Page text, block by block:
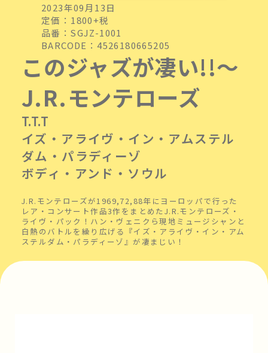
2023年09月13日
定価：1800+税
品番：SGJZ-1001
BARCODE：4526180665205
このジャズが凄い!!～
J.R.モンテローズ
T.T.T
イズ・アライヴ・イン・アムステル
ダム・パラディーゾ
ボディ・アンド・ソウル
J.R.モンテローズが1969,72,88年にヨーロッパで行った
レア・コンサート作品3作をまとめたJ.R.モンテローズ・
ライヴ・パック！ハン・ヴェニクら現地ミュージシャンと
白熱のバトルを繰り広げる『イズ・アライヴ・イン・アム
ステルダム・パラディーゾ』が凄まじい！